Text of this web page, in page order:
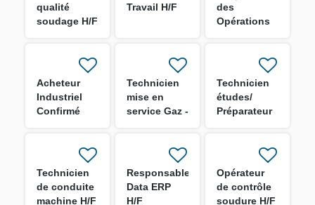
qualité
soudage H/F
Travail H/F
des
Opérations
Acheteur
Industriel
Confirmé
Technicien
mise en
service Gaz -
Technicien
études/
Préparateur
Technicien
de conduite
machine H/F
Responsable
Data ERP
H/F
Opérateur
de contrôle
soudure H/F